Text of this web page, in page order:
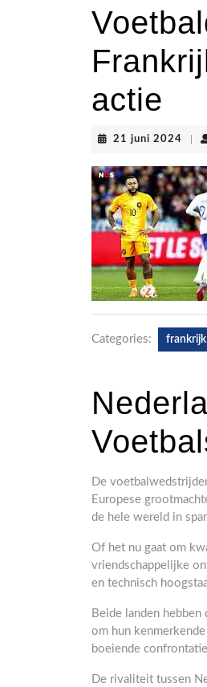
actie
21 juni 2024 21
Categories: frankrijk
De
Europese
de hele wereld in
Of het nu gaat om
vriendschappelijke
en technisch
Beide landen
om hun
boeiende
De rivaliteit tussen